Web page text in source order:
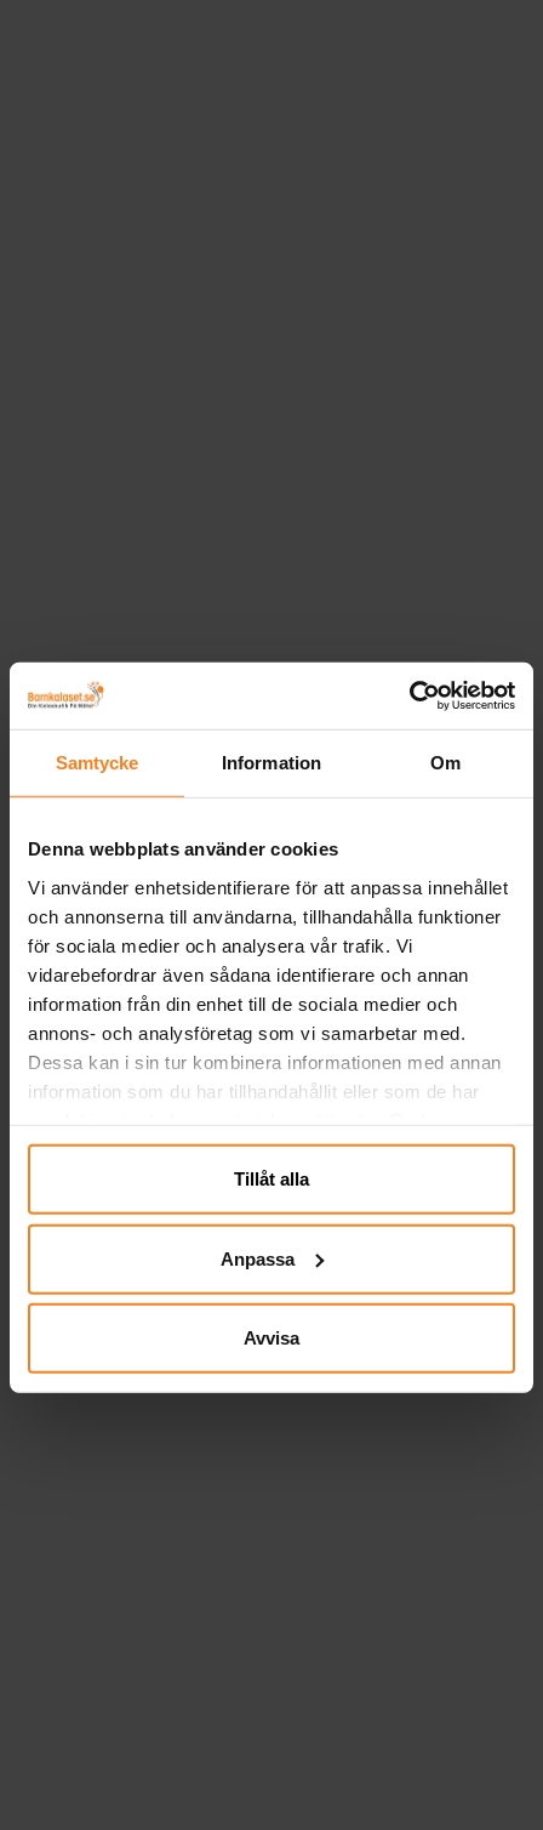
Samtycke Information Om
Denna webbplats använder cookies
Vi använder enhetsidentifierare för att anpassa innehållet
och annonserna till användarna, tillhandahålla funktioner
för sociala medier och analysera vår trafik. Vi
vidarebefordrar även sådana identifierare och annan
information från din enhet till de sociala medier och
annons- och analysföretag som vi samarbetar med.
Dessa kan i sin tur kombinera informationen med annan
information som du har tillhandahållit eller som de har
närsomhelst ändra ditt samtycke.
Tillåt alla
Anpassa
Avvisa